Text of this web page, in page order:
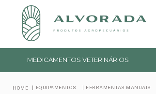
MEDICAMENTOS VETERINÁRIOS
EQUIPAMENTOS FERRAMENTAS MANUAIS